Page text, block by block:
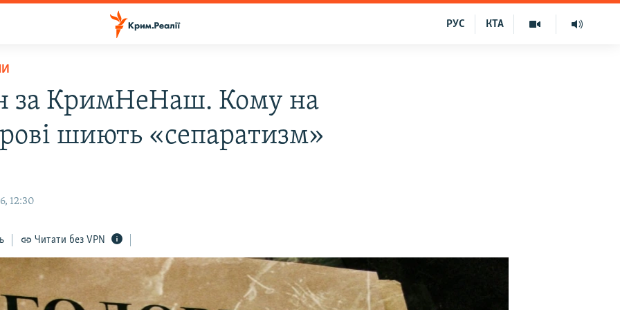
КТА
РУС
за КримНеНаш. Кому на
шиють «сепаратизм»
12:30
Читати без VPN